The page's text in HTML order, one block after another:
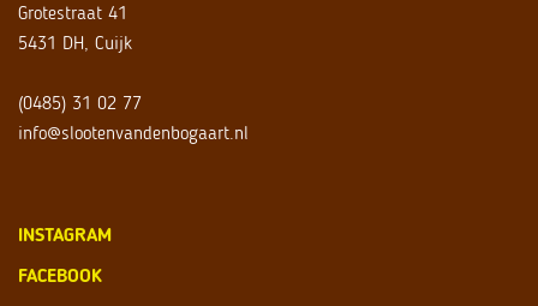
Grotestraat 41
5431 DH, Cuijk
(0485) 31 02 77
info@slootenvandenbogaart.nl
INSTAGRAM
FACEBOOK